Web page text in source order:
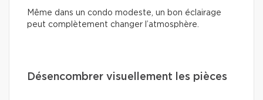
Même dans un condo modeste, un bon éclairage
peut complètement changer l’atmosphère.
Désencombrer visuellement les pièces